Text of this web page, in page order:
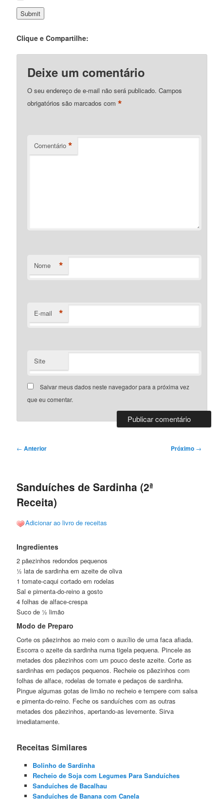
Clique e Compartilhe:
Deixe um comentário
O seu endereço de e-mail não será publicado. Campos
obrigatórios são marcados com*
Comentário *
Nome *
E-mail *
Site
Salvar meus dados neste navegador para a próxima vez
que eu comentar.
Navegação
← Anterior Próximo →
Sanduíches de Sardinha (2ª
Receita)
Adicionar ao livro de receitas
Ingredientes
2 pãezinhos redondos pequenos
½ lata de sardinha em azeite de oliva
1 tomate-caqui cortado em rodelas
Sal e pimenta-do-reino a gosto
4 folhas de alface-crespa
Suco de ½ limão
Modo de Preparo
Corte os pãezinhos ao meio com o auxílio de uma faca afiada.
Escorra o azeite da sardinha numa tigela pequena. Pincele as
metades dos pãezinhos com um pouco deste azeite. Corte as
sardinhas em pedaços pequenos. Recheie os pãezinhos com
folhas de alface, rodelas de tomate e pedaços de sardinha.
Pingue algumas gotas de limão no recheio e tempere com salsa
e pimenta-do-reino. Feche os sanduíches com as outras
metades dos pãezinhos, apertando-as levemente. Sirva
imediatamente.
Receitas Similares
Bolinho de Sardinha
Recheio de Soja com Legumes Para Sanduíches
Sanduíches de Bacalhau
Sanduíches de Banana com Canela